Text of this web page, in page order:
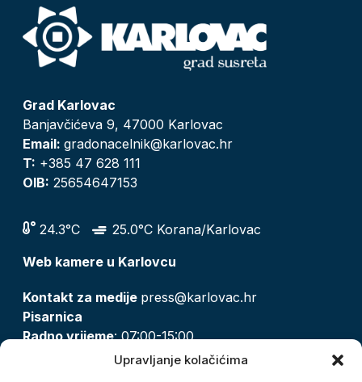
Upravljanje kolačićima
Grad Karlovac
Banjavčićeva 9, 47000 Karlovac
Email: gradonacelnik@karlovac.hr
T: +385 47 628 111
OIB: 25654647153
24.3°C
25.0°C Korana/Karlovac
Web kamere u Karlovcu
Kontakt za medije press@karlovac.hr
Pisarnica
Radno vrijeme: 07:00-15:00
pisarnica@karlovac.hr